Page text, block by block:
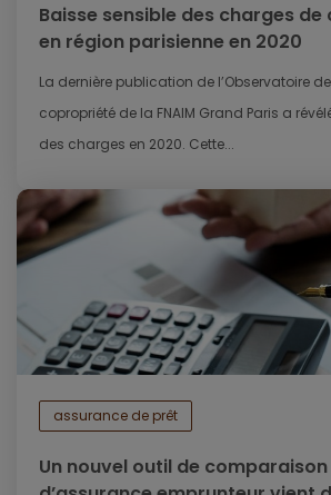
Baisse sensible des charges
en région parisienne en 2020
La dernière publication de l’Observatoire
copropriété de la FNAIM Grand Paris a
des charges en 2020. Cette...
assurance de prêt
Un nouvel outil de